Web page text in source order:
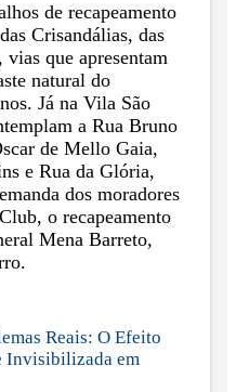
de recapeamento
Crisandálias, das
vias que apresentam
natural do
Já na Vila São
a Rua Bruno
de Mello Gaia,
e Rua da Glória,
dos moradores
o recapeamento
Mena Barreto,
Reais: O Efeito
Invisibilizada em